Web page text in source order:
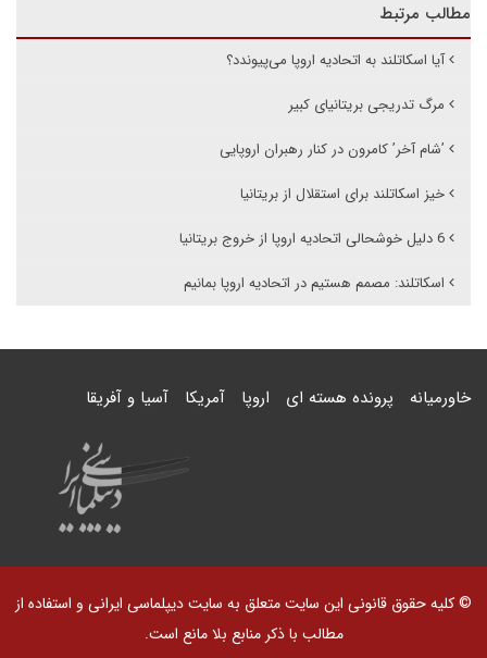
مطالب مرتبط
آیا اسکاتلند به اتحادیه اروپا می‌پیوندد؟
مرگ تدریجی بریتانیای کبیر
’شام آخر’ کامرون در کنار رهبران اروپایی
خیز اسکاتلند برای استقلال از بریتانیا
6 دلیل خوشحالی اتحادیه اروپا از خروج بریتانیا
اسکاتلند: مصمم هستیم در اتحادیه اروپا بمانیم
خاورمیانه پرونده هسته ای اروپا آمریکا آسیا و آفریقا
© کلیه حقوق قانونی این سایت متعلق به سایت دیپلماسی ایرانی و استفاده از
مطالب با ذکر منابع بلا مانع است.